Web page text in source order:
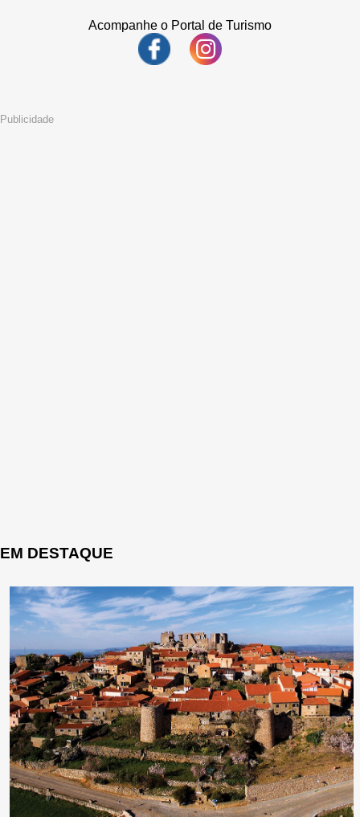
Acompanhe o Portal de Turismo
Publicidade
EM DESTAQUE